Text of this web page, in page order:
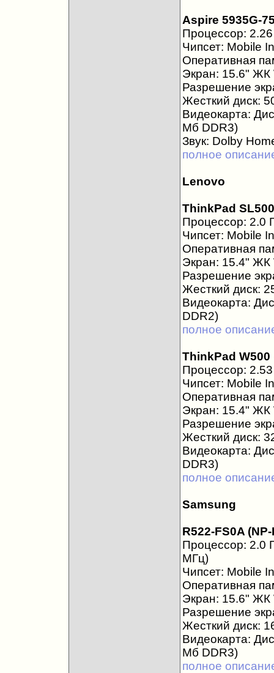
Aspire 5935G-
Процессор:
Чипсет: Mobile
Оперативная
Экран: 15.6" ЖК
Разрешение
Жесткий диск:
Видеокарта:
Мб DDR3)
Звук: Dolby
полное
Lenovo
ThinkPad
Процессор: 2.0
Чипсет: Mobile
Оперативная
Экран: 15.4" ЖК
Разрешение
Жесткий диск:
Видеокарта:
DDR2)
полное
ThinkPad W500
Процессор:
Чипсет: Mobile
Оперативная
Экран: 15.4" ЖК
Разрешение
Жесткий диск:
Видеокарта:
DDR3)
полное
Samsung
R522-FS0A
Процессор: 2.0
МГц)
Чипсет: Mobile
Оперативная
Экран: 15.6" ЖК
Разрешение
Жесткий диск:
Видеокарта:
Мб DDR3)
полное